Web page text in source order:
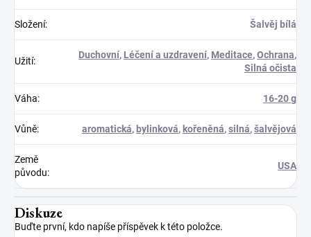
Složení: Šalvěj bílá
Užití:
Duchovní, Léčení a uzdravení, Meditace,Ochrana,
Silná očista
Váha: 16-20 g
Vůně: aromatická,bylinková,kořeněná,silná,šalvějová
Země
původu:
USA
Diskuze
Buďte první, kdo napíše příspěvek k této položce.